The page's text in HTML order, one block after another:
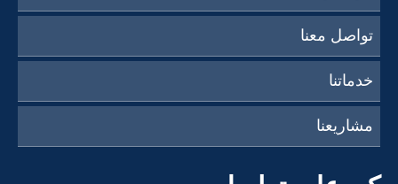
تواصل معنا
خدماتنا
مشاريعنا